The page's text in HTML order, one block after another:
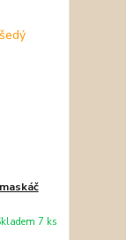
7 ks